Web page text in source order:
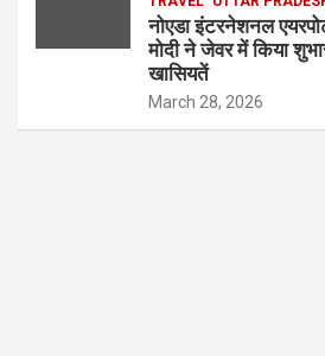
नोएडा इंटरनेशनल
मोदी ने जेवर में किया
खासियतें
March 28, 2026